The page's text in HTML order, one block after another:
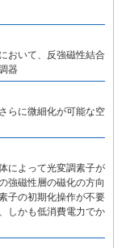
おいて、反強磁性結合
器
らに微細化が可能な空
によって光変調素子が
強磁性層の磁化の方向
子の初期化操作が不要
しかも低消費電力でか